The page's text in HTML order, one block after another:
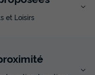
840 €
et Loisirs